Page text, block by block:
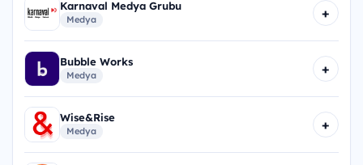
Karnaval Medya Grubu
Medya +
Bubble Works
Medya +
Wise&Rise
Medya +